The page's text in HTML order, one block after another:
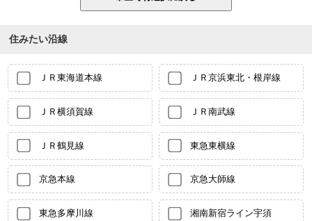
住みたい沿線
ＪＲ東海道本線 ＪＲ京浜東北・根岸線
ＪＲ横須賀線 ＪＲ南武線
ＪＲ鶴見線 東急東横線
京急本線 京急大師線
東急多摩川線 湘南新宿ライン宇須